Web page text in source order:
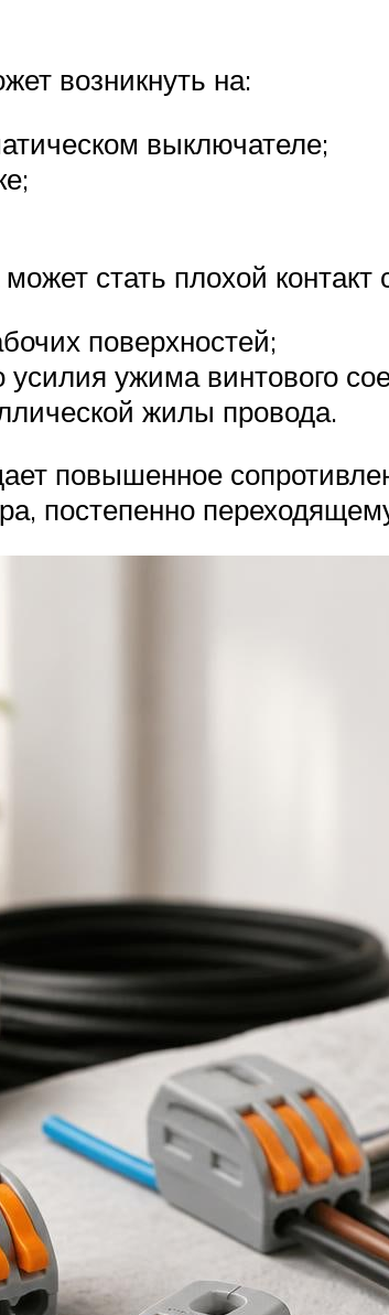
возникнуть на:
выключателе;
стать плохой контакт
поверхностей;
усилия ужима винтового
жилы провода.
повышенное
постепенно